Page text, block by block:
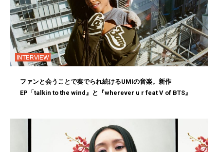
INTERVIEW
ファンと会うことで奏でられ続けるUMIの音楽。新作
EP「talkin to the wind』と『wherever u r feat V of BTS』